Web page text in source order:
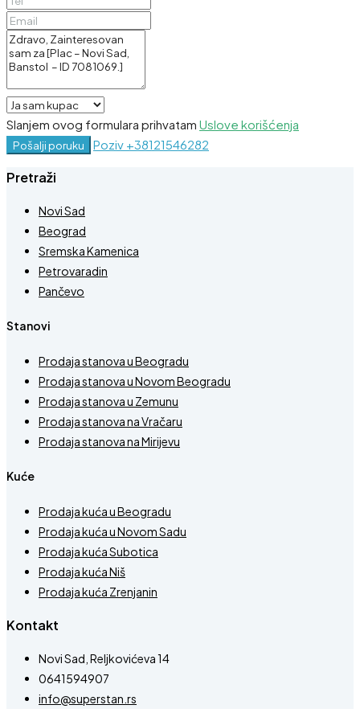
Slanjem ovog formulara prihvatam Uslove korišćenja
Pošalji poruku Poziv +38121546282
Pretraži
Novi Sad
Beograd
Sremska Kamenica
Petrovaradin
Pančevo
Stanovi
Prodaja stanova u Beogradu
Prodaja stanova u Novom Beogradu
Prodaja stanova u Zemunu
Prodaja stanova na Vračaru
Prodaja stanova na Mirijevu
Kuće
Prodaja kuća u Beogradu
Prodaja kuća u Novom Sadu
Prodaja kuća Subotica
Prodaja kuća Niš
Prodaja kuća Zrenjanin
Kontakt
Novi Sad, Reljkovićeva 14
0641594907
info@superstan.rs